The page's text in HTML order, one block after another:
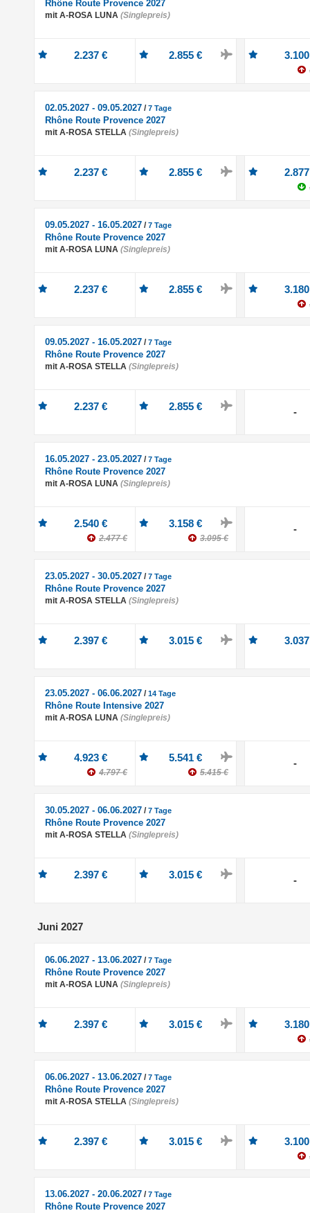
Rhône Route Provence 2027
mit A-ROSA LUNA (Singlepreis)
2.237 € 2.855 €
02.05.2027 - 09.05.2027 /7 Tage
Rhône Route Provence 2027
mit A-ROSA STELLA (Singlepreis)
2.237 € 2.855 €
09.05.2027 - 16.05.2027 /7 Tage
Rhône Route Provence 2027
mit A-ROSA LUNA (Singlepreis)
2.237 € 2.855 €
09.05.2027 - 16.05.2027 /7 Tage
Rhône Route Provence 2027
mit A-ROSA STELLA (Singlepreis)
2.237 € 2.855 € -
16.05.2027 - 23.05.2027 /7 Tage
Rhône Route Provence 2027
mit A-ROSA LUNA (Singlepreis)
2.540 €
2.477 €
3.158 €
3.095 €
-
23.05.2027 - 30.05.2027 /7 Tage
Rhône Route Provence 2027
mit A-ROSA STELLA (Singlepreis)
2.397 € 3.015 €
23.05.2027 - 06.06.2027 /14 Tage
Rhône Route Intensive 2027
mit A-ROSA LUNA (Singlepreis)
4.923 €
4.797 €
5.541 €
5.415 €
-
30.05.2027 - 06.06.2027 /7 Tage
Rhône Route Provence 2027
mit A-ROSA STELLA (Singlepreis)
2.397 € 3.015 € -
Juni 2027
06.06.2027 - 13.06.2027 /7 Tage
Rhône Route Provence 2027
mit A-ROSA LUNA (Singlepreis)
2.397 € 3.015 €
06.06.2027 - 13.06.2027 /7 Tage
Rhône Route Provence 2027
mit A-ROSA STELLA (Singlepreis)
2.397 € 3.015 €
13.06.2027 - 20.06.2027 /7 Tage
Rhône Route Provence 2027